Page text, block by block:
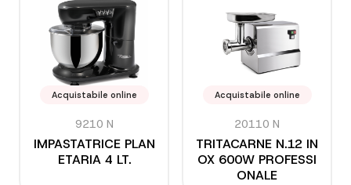
Acquistabile online
9210 N
IMPASTATRICE PLAN
ETARIA 4 LT.
Acquistabile online
20110 N
TRITACARNE N.12 IN
OX 600W PROFESSI
ONALE